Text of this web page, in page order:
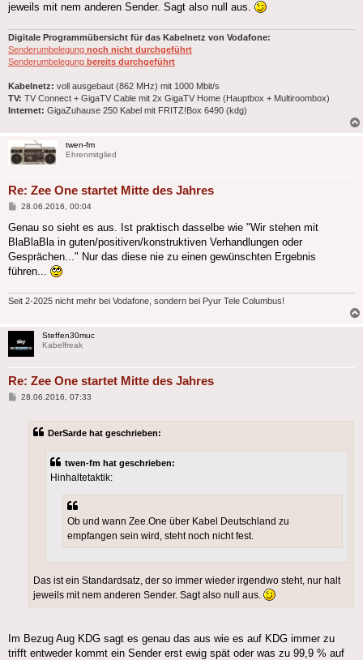
jeweils mit nem anderen Sender. Sagt also null aus.
Digitale Programmübersicht für das Kabelnetz von Vodafone:
Senderumbelegung noch nicht durchgeführt
Senderumbelegung bereits durchgeführt
Kabelnetz: voll ausgebaut (862 MHz) mit 1000 Mbit/s
TV: TV Connect + GigaTV Cable mit 2x GigaTV Home (Hauptbox + Multiroombox)
Internet: GigaZuhause 250 Kabel mit FRITZ!Box 6490 (kdg)
twen-fm
Ehrenmitglied
Re: Zee One startet Mitte des Jahres
Beitrag
28.06.2016, 00:04
Genau so sieht es aus. Ist praktisch dasselbe wie "Wir stehen mit
BlaBlaBla in guten/positiven/konstruktiven Verhandlungen oder
Gesprächen..." Nur das diese nie zu einen gewünschten Ergebnis
führen...
Seit 2-2025 nicht mehr bei Vodafone, sondern bei Pyur Tele Columbus!
Steffen30muc
Kabelfreak
Re: Zee One startet Mitte des Jahres
Beitrag
28.06.2016, 07:33
DerSarde hat geschrieben:
twen-fm hat geschrieben:
Hinhaltetaktik:
Ob und wann Zee.One über Kabel Deutschland zu
empfangen sein wird, steht noch nicht fest.
Das ist ein Standardsatz, der so immer wieder irgendwo steht, nur halt
jeweils mit nem anderen Sender. Sagt also null aus.
Im Bezug Aug KDG sagt es genau das aus wie es auf KDG immer zu
trifft entweder kommt ein Sender erst ewig spät oder was zu 99,9 % auf